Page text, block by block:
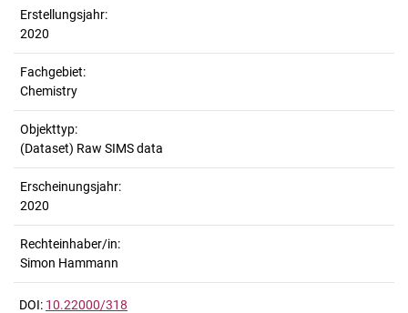
Erstellungsjahr:
2020
Fachgebiet:
Chemistry
Objekttyp:
(Dataset) Raw SIMS data
Erscheinungsjahr:
2020
Rechteinhaber/in:
Simon Hammann
DOI: 10.22000/318